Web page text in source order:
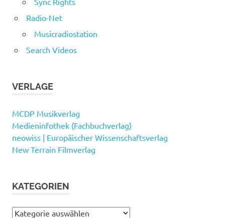
Radio-Net
Musicradiostation
Search Videos
VERLAGE
MCDP Musikverlag
Medieninfothek (Fachbuchverlag)
neowiss | Europäischer Wissenschaftsverlag
New Terrain Filmverlag
KATEGORIEN
Kategorien